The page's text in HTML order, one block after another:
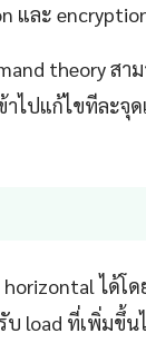
ละ
theory สา
ไปแก้ไขทีละจุ
ได้โด
บ load ที่เพิ่มขึ้